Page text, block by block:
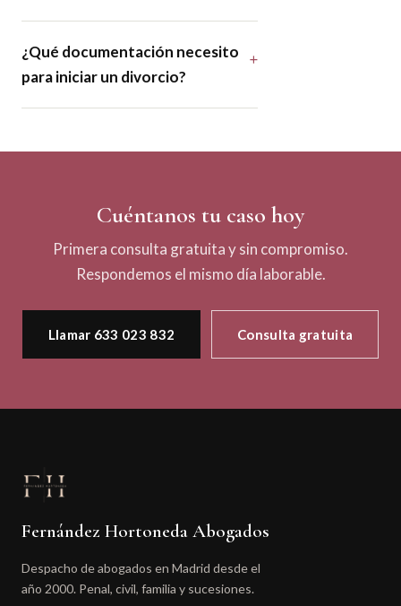
¿Qué documentación necesito
para iniciar un divorcio?
Cuéntanos tu caso hoy
Primera consulta gratuita y sin compromiso.
Respondemos el mismo día laborable.
Llamar 633 023 832 Consulta gratuita
Fernández Hortoneda Abogados
Despacho de abogados en Madrid desde el
año 2000. Penal, civil, familia y sucesiones.